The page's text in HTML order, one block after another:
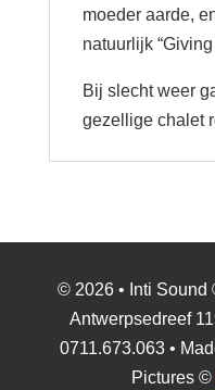
moeder aarde,
natuurlijk
Bij slecht weer
gezellige chalet
© 2026 • Inti Sound
Antwerpsedreef
0711.673.063 •
Pictures ©